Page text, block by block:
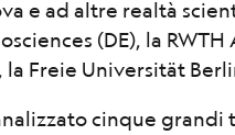
e ad altre realtà
(DE), la
la Freie Universität
cinque